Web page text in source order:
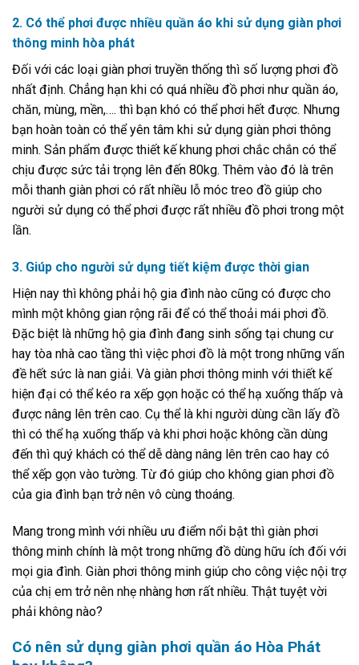
2. Có thể phơi được nhiều quần áo khi sử dụng giàn phơi
thông minh hòa phát
Đối với các loại giàn phơi truyền thống thì số lượng phơi đồ
nhất định. Chẳng hạn khi có quá nhiều đồ phơi như quần áo,
chăn, mùng, mền,…. thì bạn khó có thể phơi hết được. Nhưng
bạn hoàn toàn có thể yên tâm khi sử dụng giàn phơi thông
minh. Sản phẩm được thiết kế khung phơi chắc chắn có thể
chịu được sức tải trọng lên đến 80kg. Thêm vào đó là trên
mỗi thanh giàn phơi có rất nhiều lỗ móc treo đồ giúp cho
người sử dụng có thể phơi được rất nhiều đồ phơi trong một
lần.
3. Giúp cho người sử dụng tiết kiệm được thời gian
Hiện nay thì không phải hộ gia đình nào cũng có được cho
mình một không gian rộng rãi để có thể thoải mái phơi đồ.
Đặc biệt là những hộ gia đình đang sinh sống tại chung cư
hay tòa nhà cao tầng thì việc phơi đồ là một trong những vấn
đề hết sức là nan giải. Và giàn phơi thông minh với thiết kế
hiện đại có thể kéo ra xếp gọn hoặc có thể hạ xuống thấp và
được nâng lên trên cao. Cụ thể là khi người dùng cần lấy đồ
thì có thể hạ xuống thấp và khi phơi hoặc không cần dùng
đến thì quý khách có thể dễ dàng nâng lên trên cao hay có
thể xếp gọn vào tường. Từ đó giúp cho không gian phơi đồ
của gia đình bạn trở nên vô cùng thoáng.
Mang trong mình với nhiều ưu điểm nổi bật thì giàn phơi
thông minh chính là một trong những đồ dùng hữu ích đối với
mọi gia đình. Giàn phơi thông minh giúp cho công việc nội trợ
của chị em trở nên nhẹ nhàng hơn rất nhiều. Thật tuyệt vời
phải không nào?
Có nên sử dụng giàn phơi quần áo Hòa Phát